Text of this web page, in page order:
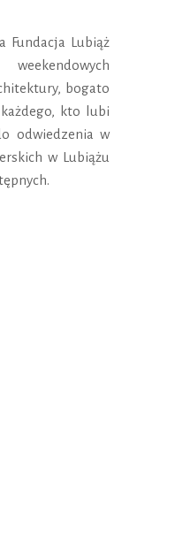
Fundacja Lubiąż
bogato
kto lubi
odwiedzenia w
w Lubiążu